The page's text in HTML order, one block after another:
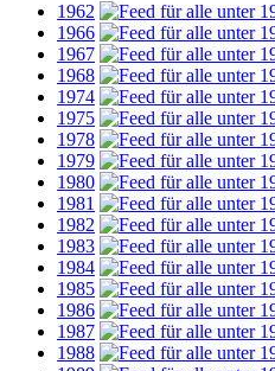
1962
1966
1967
1968
1974
1975
1978
1979
1980
1981
1982
1983
1984
1985
1986
1987
1988